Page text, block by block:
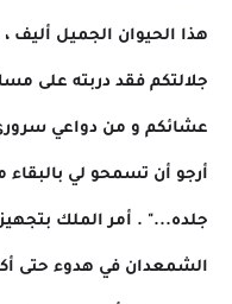
هذا الحيوان الجميل
جلالتكم فقد دربته على
عشائكم و من دواعي
أرجو أن تسمحو لي
جلده..." . أمر الملك
الشمعدان في هدوء حتى